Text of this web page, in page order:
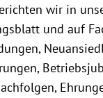
wir in
und auf